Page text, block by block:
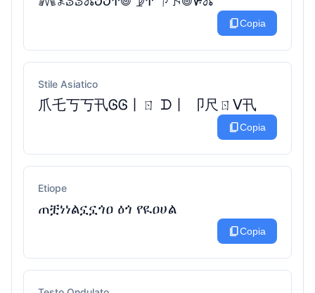
content_copyCopia
Stile Asiatico
爪乇丂丂卂ᎶᎶ丨ㄖ ᗪ丨 卩尺ㄖᐯ卂
content_copyCopia
Etiope
ጠቿነነልኗኗጎዐ ዕጎ የዪዐሀል
content_copyCopia